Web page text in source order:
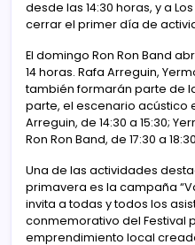
desde las 14:30 horas, y a
cerrar el primer día de
El domingo Ron Ron Band
14 horas. Rafa Arreguin,
también formarán parte de
parte, el escenario acústico
Arreguin, de 14:30 a 15:30;
Ron Ron Band, de 17:30 a
Una de las actividades
primavera es la campaña
invita a todas y todos los
conmemorativo del Festival
emprendimiento local